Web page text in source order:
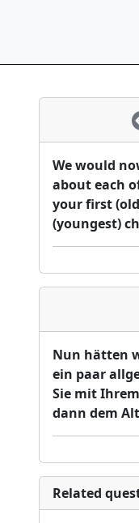
We would
about each
your first
(youngest)
Nun hätten
ein paar
Sie mit
dann dem
Related